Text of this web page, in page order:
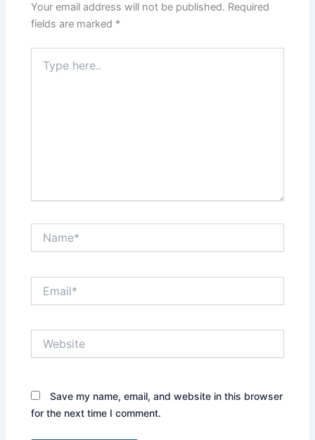
Your email address will not be published. Required
fields are marked *
here..
Save my name, email, and website in this browser
for the next time I comment.